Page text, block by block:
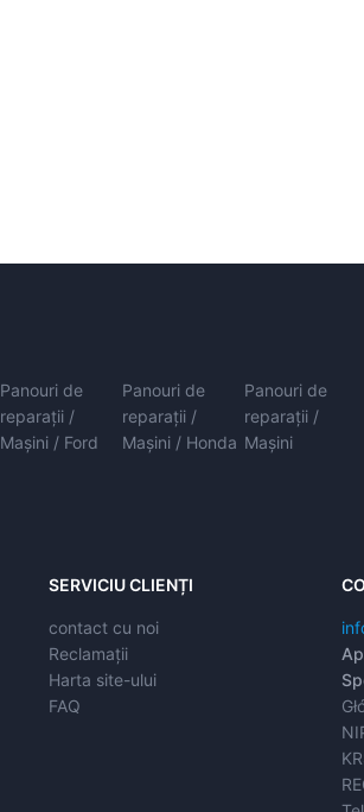
Panouri de
reparații /
Mașini / Ford
Panouri de
reparații /
Mașini / Honda
Panouri de
reparații /
Mașini
SERVICIU CLIENȚI
contact cu noi
Reclamații
Harta site-ului
FAQ